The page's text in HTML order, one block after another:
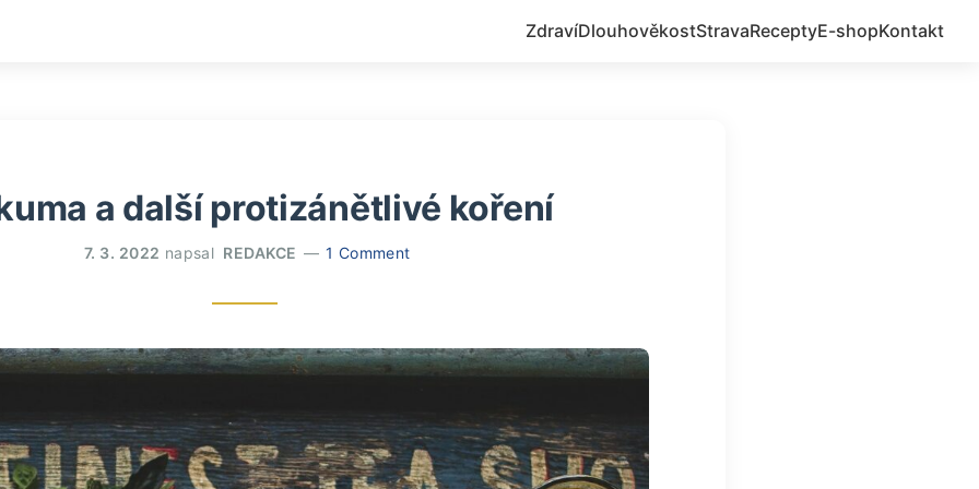
ZdravíDlouhověkostStravaReceptyE-shopKontakt
a další protizánětlivé koření
7. 3. 2022 napsal REDAKCE 1 Comment